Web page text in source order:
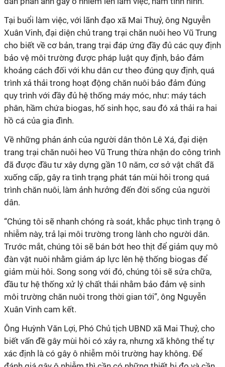
Tại buổi làm việc, với lãnh đạo xã Mai Thuỷ, ông Nguyễn
Xuân Vinh, đại diện chủ trang trại chăn nuôi heo Vũ Trung
cho biết về cơ bản, trang trại đáp ứng đầy đủ các quy định
bảo vệ môi trường được pháp luật quy định, bảo đảm
khoảng cách đối với khu dân cư theo đúng quy định, quá
trình xả thải trong hoạt động chăn nuôi bảo đảm đúng
quy trình với đầy đủ hệ thống máy móc, như: máy tách
phân, hầm chứa biogas, hố sinh học, sau đó xả thải ra hai
hồ cá của gia đình.
Về những phản ánh của người dân thôn Lê Xá, đại diện
trang trại chăn nuôi heo Vũ Trung thừa nhận do công trình
đã được đầu tư xây dựng gần 10 năm, cơ sở vật chất đã
xuống cấp, gây ra tình trạng phát tán mùi hôi trong quá
trình chăn nuôi, làm ảnh hưởng đến đời sống của người
dân.
“Chúng tôi sẽ nhanh chóng rà soát, khắc phục tình trạng ô
nhiễm này, trả lại môi trường trong lành cho người dân.
Trước mắt, chúng tôi sẽ bán bớt heo thịt để giảm quy mô
đàn vật nuôi nhằm giảm áp lực lên hệ thống biogas để
giảm mùi hôi. Song song với đó, chúng tôi sẽ sửa chữa,
đầu tư hệ thống xử lý chất thải nhằm bảo đảm vệ sinh
môi trường chăn nuôi trong thời gian tới”, ông Nguyễn
Xuân Vinh cam kết.
Ông Huỳnh Văn Lợi, Phó Chủ tịch UBND xã Mai Thuỷ, cho
biết vấn đề gây mùi hôi có xảy ra, nhưng xã không thể tự
xác định là có gây ô nhiễm môi trường hay không. Để